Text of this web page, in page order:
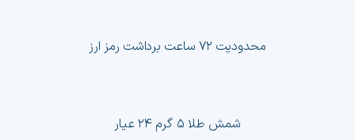
محدودیت ۷۲ ساعت برداشت رمز ارز
شمش طلا ۵ گرم ۲۴ عیار